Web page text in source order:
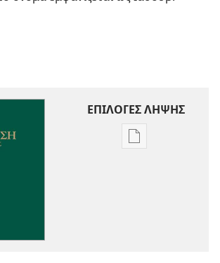
ΕΠΙΛΟΓΕΣ ΛΗΨΗΣ
Επιλογές